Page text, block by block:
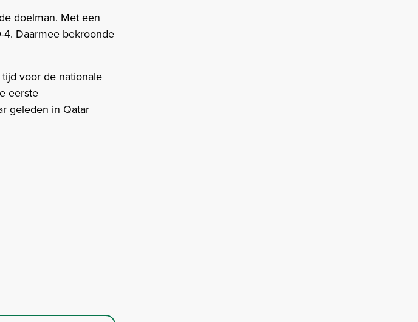
doelman. Met een
Daarmee bekroonde
voor de nationale
eerste
geleden in Qatar